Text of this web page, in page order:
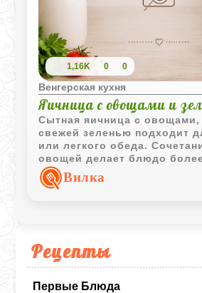
Рецепты
Первые Блюда
1,16K 0 0
Венгерская кухня
Яичница с овощами и
Сытная яичница с
свежей зеленью подходит
или легкого обеда.
овощей делает блюдо
насыщенным и ароматным.
Вилка